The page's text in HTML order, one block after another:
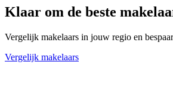
Klaar om de beste
Vergelijk makelaars in jouw regio en
Vergelijk makelaars